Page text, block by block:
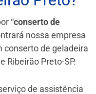
“conserto de
nossa empresa
conserto de geladeira
Ribeirão Preto-SP.
de assistência